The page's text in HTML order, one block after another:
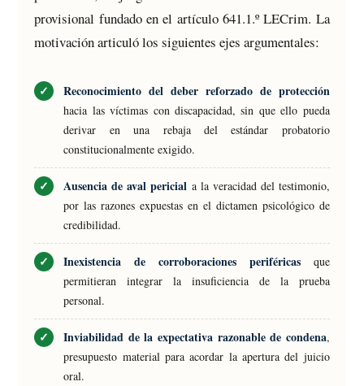
provisional fundado en el artículo 641.1.º LECrim. La
motivación articuló los siguientes ejes argumentales:
Reconocimiento del deber reforzado de protección
hacia las víctimas con discapacidad, sin que ello pueda
derivar en una rebaja del estándar probatorio
constitucionalmente exigido.
Ausencia de aval pericial a la veracidad del testimonio,
por las razones expuestas en el dictamen psicológico de
credibilidad.
Inexistencia de corroboraciones periféricasque
permitieran integrar la insuficiencia de la prueba
personal.
Inviabilidad de la expectativa razonable de condena,
presupuesto material para acordar la apertura del juicio
oral.